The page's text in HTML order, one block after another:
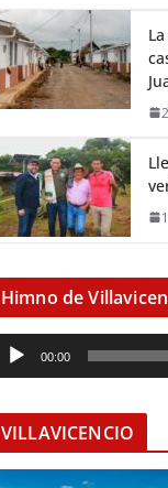
Himno de
00:00
VILLAVICENCIO